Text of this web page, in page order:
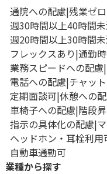
通院への配慮 残業ゼ
週30時間以上40時間
週20時間以上30時間
フレックスあり 通勤
業務スピードへの配慮
電話への配慮 チャッ
定期面談可 休憩への
車椅子への配慮 階段
指示の具体化の配慮
ヘッドホン・耳栓利用
自動車通勤可
業種から探す